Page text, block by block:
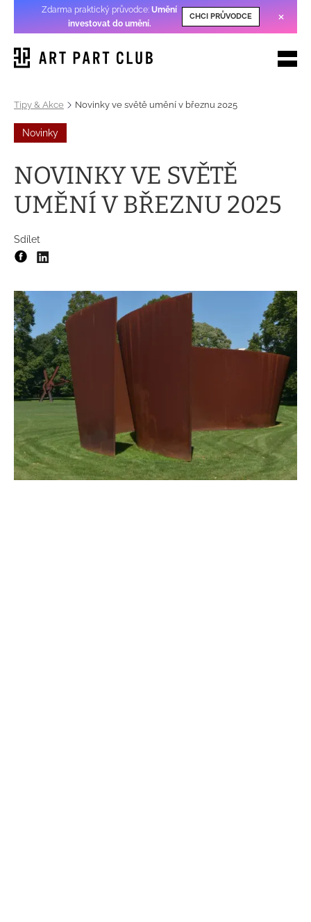
Zdarma praktický průvodce:Umění
investovat do umění.
CHCI PRŮVODCE ×
Tipy & Akce Novinky ve světě umění v březnu 2025
Novinky
NOVINKY VE SVĚTĚ
UMĚNÍ V BŘEZNU 2025
Sdílet